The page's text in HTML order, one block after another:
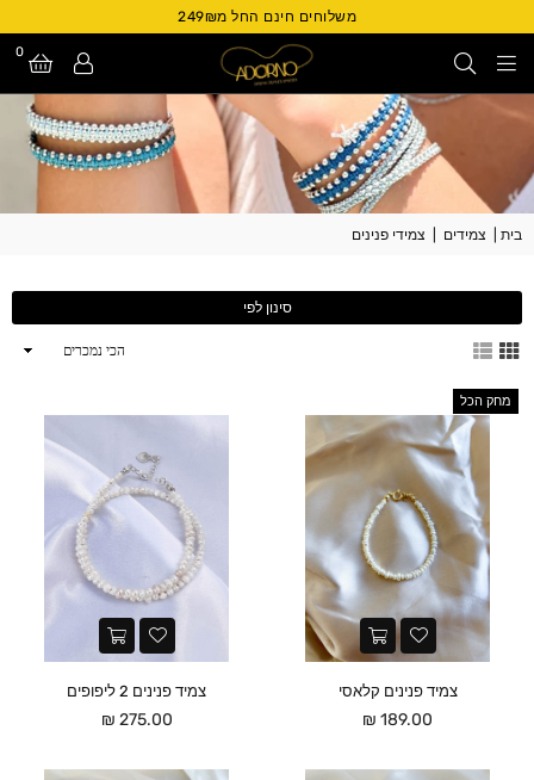
משלוחים חינם החל מ249₪
Adorno
Israel
0
בית צמידים צמידי פנינים
סינון לפי
ארגן
מחק הכל
צמיד פנינים קלאסי
מחיר
189.00 ₪
צמיד פנינים 2 ליפופים
מחיר
275.00 ₪